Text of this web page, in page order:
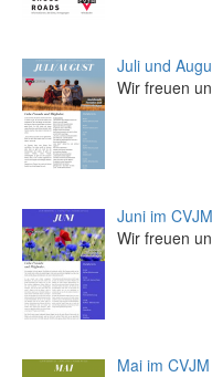
Juli und
Wir freuen
Juni im
Wir freuen
Mai im